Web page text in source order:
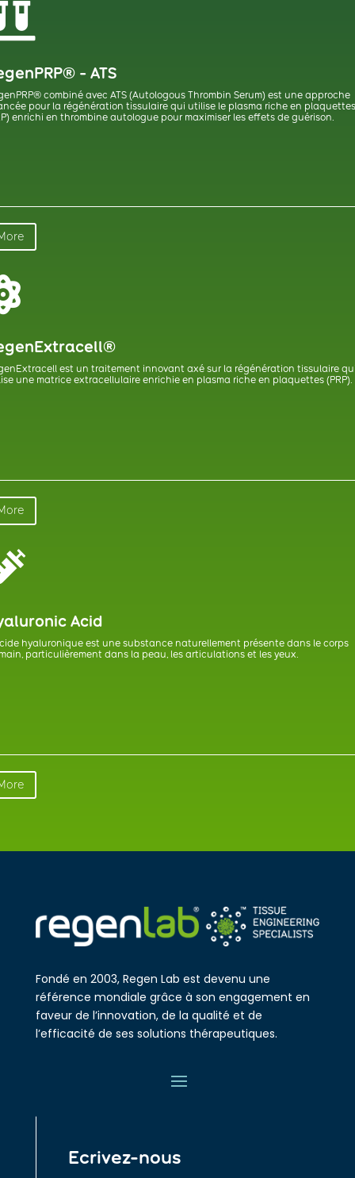
- ATS
combiné avec ATS (Autologous Thrombin Serum) est une approche
pour la régénération tissulaire qui utilise le plasma riche en plaquettes
enrichi en thrombine autologue pour maximiser les effets de guérison.
est un traitement innovant axé sur la régénération tissulaire
une matrice extracellulaire enrichie en plasma riche en plaquettes (PRP).
Acid
hyaluronique est une substance naturellement présente dans le corps
particulièrement dans la peau, les articulations et les yeux.
Fondé en 2003, Regen Lab est devenu une
référence mondiale grâce à son engagement en
faveur de l’innovation, de la qualité et de
l’efficacité de ses solutions thérapeutiques.
Ecrivez-nous